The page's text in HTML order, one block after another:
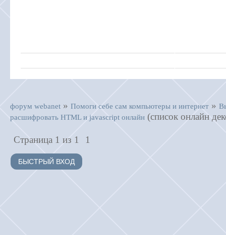
форум webanet » Помоги себе сам компьютеры и интернет »
расшифровать HTML и javascript онлайн (список онлайн
Страница 1 из 1 1